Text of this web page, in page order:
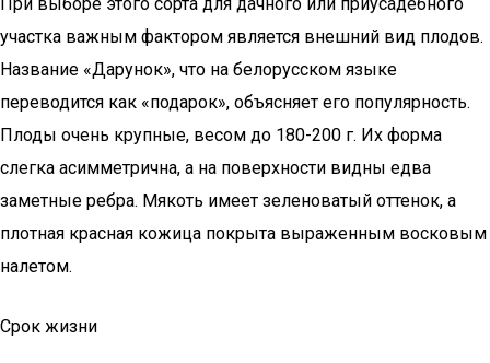
участка важным фактором является внешний вид плодов.
Название «Дарунок», что на белорусском языке
переводится как «подарок», объясняет его популярность.
Плоды очень крупные, весом до 180-200 г. Их форма
слегка асимметрична, а на поверхности видны едва
заметные ребра. Мякоть имеет зеленоватый оттенок, а
плотная красная кожица покрыта выраженным восковым
налетом.
Срок жизни